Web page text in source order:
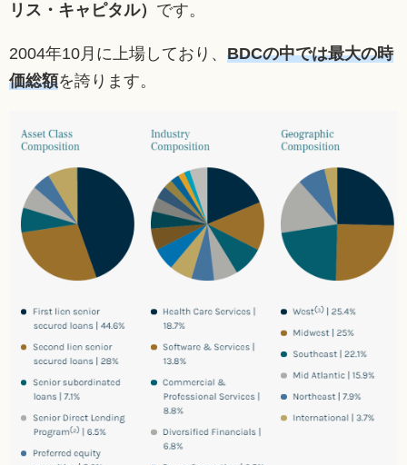
リス・キャピタル） です。
2004年10月に上場しており、 BDCの中では最大の時
価総額を誇ります。